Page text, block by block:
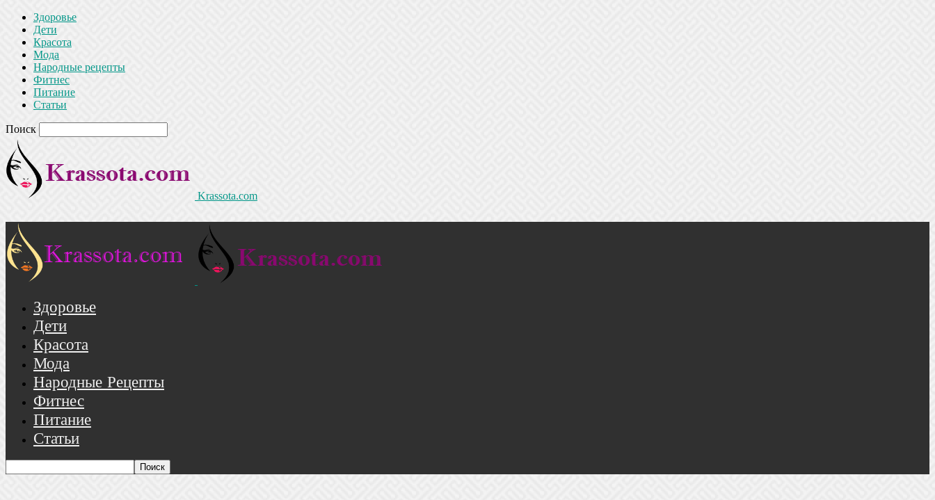
Здоровье
Дети
Красота
Мода
Народные рецепты
Фитнес
Питание
Статьи
Поиск
Krassota.com
Здоровье
Дети
Красота
Мода
Народные Рецепты
Фитнес
Питание
Статьи